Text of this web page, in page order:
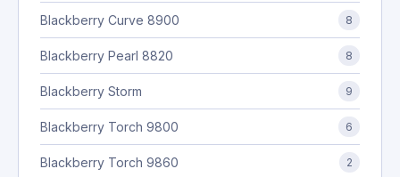
Blackberry Curve 8900 8
Blackberry Pearl 8820 8
Blackberry Storm 9
Blackberry Torch 9800 6
Blackberry Torch 9860 2